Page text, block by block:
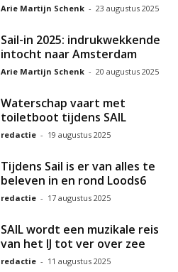
Arie Martijn Schenk - 23 augustus 2025
Sail-in 2025: indrukwekkende
intocht naar Amsterdam
Arie Martijn Schenk - 20 augustus 2025
Waterschap vaart met
toiletboot tijdens SAIL
redactie - 19 augustus 2025
Tijdens Sail is er van alles te
beleven in en rond Loods6
redactie - 17 augustus 2025
SAIL wordt een muzikale reis
van het IJ tot ver over zee
redactie - 11 augustus 2025